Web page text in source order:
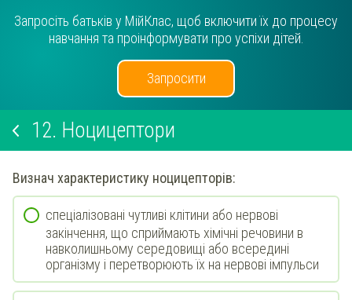
Запросіть батьків у МійКлас, щоб включити їх до процесу
навчання та проінформувати про успіхи дітей.
Запросити
12. Ноцицептори
Визнач характеристику ноцицепторів:
спеціалізовані чутливі клітини або нервові
закінчення, що сприймають хімічні речовини в
навколишньому середовищі або всередині
організму і перетворюють їх на нервові імпульси